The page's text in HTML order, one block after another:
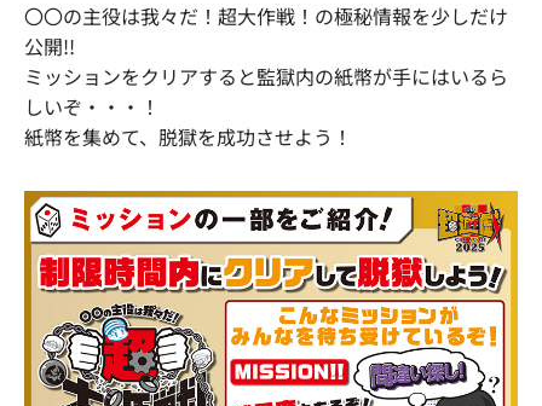
〇〇の主役は我々だ！超大作戦！の極秘情報を少しだけ
公開!!
ミッションをクリアすると監獄内の紙幣が手にはいるら
しいぞ・・・！
紙幣を集めて、脱獄を成功させよう！